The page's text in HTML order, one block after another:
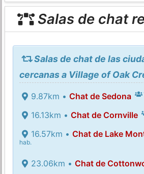
Salas de chat
Salas de chat de las
cercanas a Village of Oak
9.87km • Chat de Sedona
16.13km • Chat de Cornville
16.57km • Chat de Lake
hab.
23.06km • Chat de